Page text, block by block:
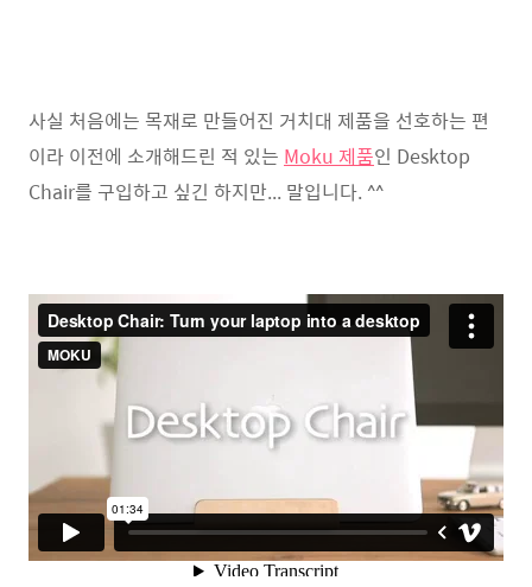
사실 처음에는 목재로 만들어진 거치대 제품을 선호하는 편
이라 이전에 소개해드린 적 있는 Moku 제품인 Desktop
Chair를 구입하고 싶긴 하지만... 말입니다. ^^